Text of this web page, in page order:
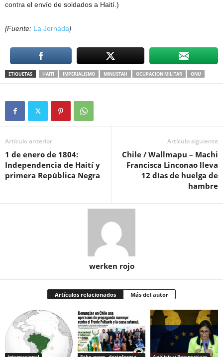
contra el envío de soldados a Haití.)
[Fuente: La Jornada]
ETIQUETAS HAITI IMPERIALISMO MINUSTAH OCUPACION MILITAR ONU
Artículo anterior
1 de enero de 1804:
Independencia de Haití y
primera República Negra
Artículo siguiente
Chile / Wallmapu – Machi
Francisca Linconao lleva
12 días de huelga de
hambre
werken rojo
Artículos relacionados Más del autor